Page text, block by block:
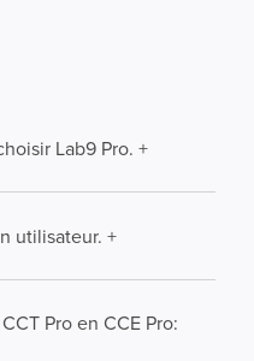
Lab9 Pro. +
utilisateur. +
Pro en CCE Pro: